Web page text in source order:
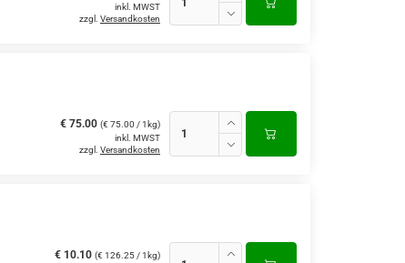
inkl. MWST
zzgl. Versandkosten
€ 75.00 (€ 75.00 / 1kg)
inkl. MWST
zzgl. Versandkosten
€ 10.10 (€ 126.25 / 1kg)